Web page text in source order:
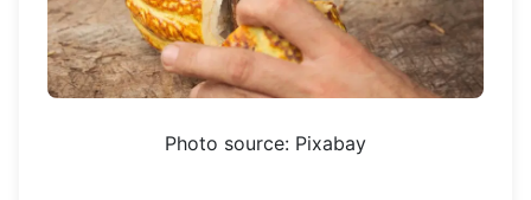
Photo source: Pixabay